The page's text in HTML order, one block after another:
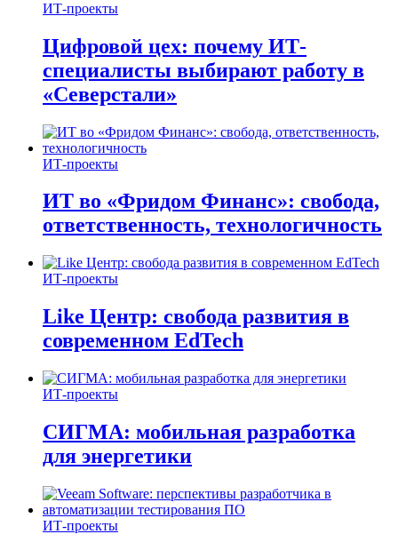
ИТ-проекты
Цифровой цех: почему ИТ-
специалисты выбирают работу в
«Северстали»
ИТ-проекты
ИТ во «Фридом Финанс»: свобода,
ответственность, технологичность
ИТ-проекты
Like Центр: свобода развития в
современном EdTech
ИТ-проекты
СИГМА: мобильная разработка
для энергетики
ИТ-проекты